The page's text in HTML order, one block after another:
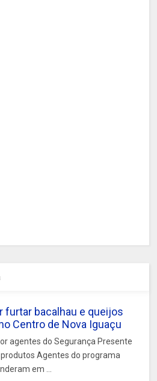
furtar bacalhau e queijos
Centro de Nova Iguaçu
agentes do Segurança Presente
Agentes do programa
em ...